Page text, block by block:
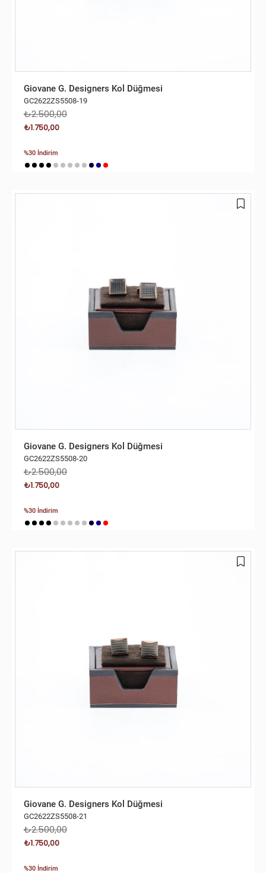
Giovane G. Designers Kol Düğmesi
GC2622ZS5508-19
₺2.500,00
₺1.750,00
%30 İndirim
Giovane G. Designers Kol Düğmesi
GC2622ZS5508-20
₺2.500,00
₺1.750,00
%30 İndirim
Giovane G. Designers Kol Düğmesi
GC2622ZS5508-21
₺2.500,00
₺1.750,00
%30 İndirim